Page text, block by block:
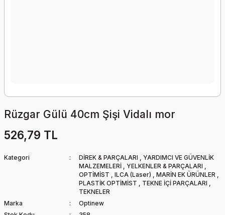
Rüzgar Gülü 40cm Şişi Vidalı mor
526,79 TL
Kategori DİREK & PARÇALARI , YARDIMCI VE GÜVENLİK
MALZEMELERİ , YELKENLER & PARÇALARI ,
OPTİMİST , ILCA (Laser) , MARİN EK ÜRÜNLER ,
PLASTİK OPTİMİST , TEKNE İÇİ PARÇALARI ,
TEKNELER
Marka
Optinew